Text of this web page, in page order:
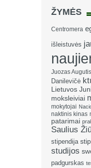
ŽYMĖS
Centromera
išleistuvės
Juozas Augutis
Danilevičė
Lietuvos
moksleiviai
mokytojai
naktinis kinas
patarimai
Saulius
stipendija
studijos
padgurskas